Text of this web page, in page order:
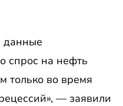
данные
спрос на нефть
только во время
— заявили